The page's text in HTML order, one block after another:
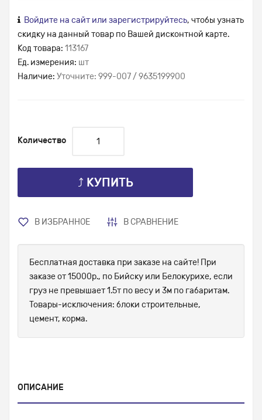
Войдите на сайт или зарегистрируйтесь, чтобы узнать
скидку на данный товар по Вашей дисконтной карте.
Код товара: 113167
Ед. измерения: шт
Наличие: Уточните: 999-007 / 9635199900
Количество
⤴ КУПИТЬ
В ИЗБРАННОЕ В СРАВНЕНИЕ
Бесплатная доставка при заказе на сайте! При
заказе от 15000р., по Бийску или Белокурихе, если
груз не превышает 1.5т по весу и 3м по габаритам.
Товары-исключения: блоки строительные,
цемент, корма.
ОПИСАНИЕ